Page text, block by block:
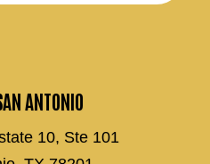
ANTONIO
10, Ste 101